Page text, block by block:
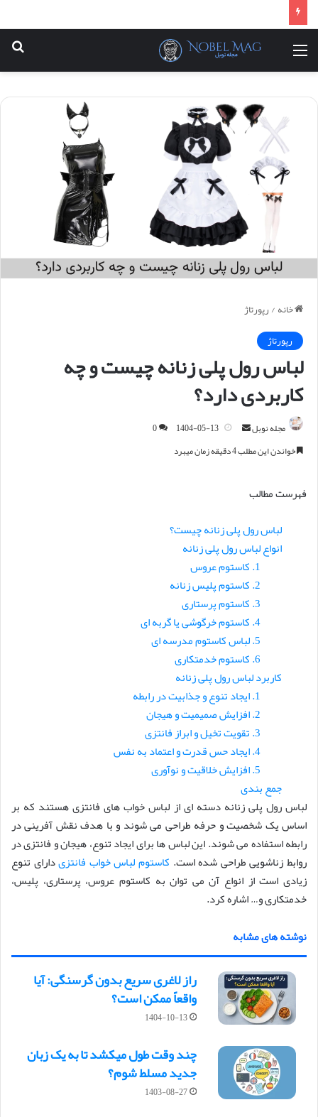
خانه/رپورتاژ
رپورتاژ
لباس رول پلی زنانه چیست و چه
کاربردی دارد؟
مجله نوبل
ی
م
ی
ل
1404-05-13
0
خواندن این مطلب 4 دقیقه زمان میبرد
فهرست مطالب
لباس رول پلی زنانه چیست؟
انواع لباس رول پلی زنانه
1. کاستوم عروس
2. کاستوم پلیس زنانه
3. کاستوم پرستاری
4. کاستوم خرگوشی یا گربه ای
5. لباس کاستوم مدرسه ای
6. کاستوم خدمتکاری
کاربرد لباس رول پلی زنانه
1. ایجاد تنوع و جذابیت در رابطه
2. افزایش صمیمیت و هیجان
3. تقویت تخیل و ابراز فانتزی
4. ایجاد حس قدرت و اعتماد به نفس
5. افزایش خلاقیت و نوآوری
جمع بندی
لباس رول پلی زنانه دسته ای از لباس خواب های فانتزی هستند که بر
اساس یک شخصیت و حرفه طراحی می شوند و با هدف نقش آفرینی در
رابطه استفاده می شوند. این لباس ها برای ایجاد تنوع، هیجان و فانتزی در
روابط زناشویی طراحی شده است. کاستوم لباس خواب فانتزیدارای تنوع
زیادی است از انواع آن می توان به کاستوم عروس، پرستاری، پلیس،
خدمتکاری و… اشاره کرد.
نوشته های مشابه
راز لاغری سریع بدون گرسنگی: آیا
واقعاً ممکن است؟
1404-10-13
چند وقت طول میکشد تا به یک زبان
جدید مسلط شوم؟
1403-08-27